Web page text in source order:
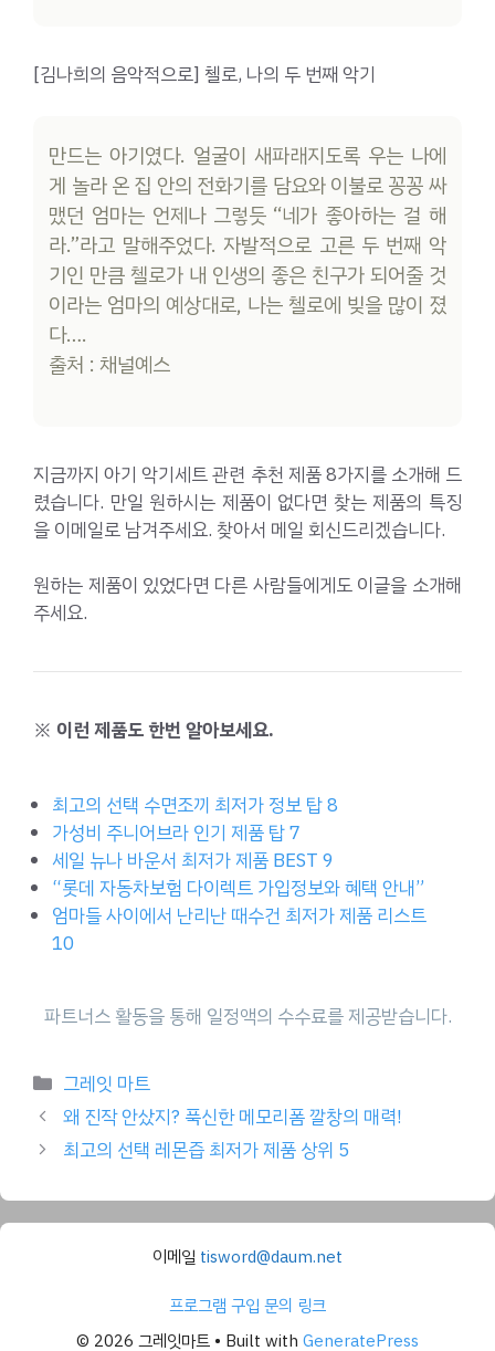
[김나희의 음악적으로] 첼로, 나의 두 번째 악기
만드는 아기였다. 얼굴이 새파래지도록 우는 나에
게 놀라 온 집 안의 전화기를 담요와 이불로 꽁꽁 싸
맸던 엄마는 언제나 그렇듯 “네가 좋아하는 걸 해
라.”라고 말해주었다. 자발적으로 고른 두 번째 악
기인 만큼 첼로가 내 인생의 좋은 친구가 되어줄 것
이라는 엄마의 예상대로, 나는 첼로에 빚을 많이 졌
다….
출처 : 채널예스
지금까지 아기 악기세트 관련 추천 제품 8가지를 소개해 드
렸습니다. 만일 원하시는 제품이 없다면 찾는 제품의 특징
을 이메일로 남겨주세요. 찾아서 메일 회신드리겠습니다.
원하는 제품이 있었다면 다른 사람들에게도 이글을 소개해
주세요.
※ 이런 제품도 한번 알아보세요.
최고의 선택 수면조끼 최저가 정보 탑 8
가성비 주니어브라 인기 제품 탑 7
세일 뉴나 바운서 최저가 제품 BEST 9
“롯데 자동차보험 다이렉트 가입정보와 혜택 안내”
엄마들 사이에서 난리난 때수건 최저가 제품 리스트
10
Categories
그레잇 마트
왜 진작 안샀지? 푹신한 메모리폼 깔창의 매력!
최고의 선택 레몬즙 최저가 제품 상위 5
이메일 tisword@daum.net
프로그램 구입 문의 링크
© 2026 그레잇마트 • Built with GeneratePress